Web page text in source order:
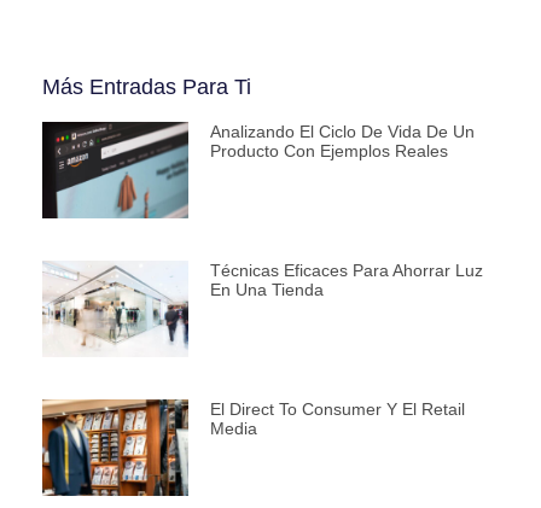
Más Entradas Para Ti
Analizando El Ciclo De Vida De Un
Producto Con Ejemplos Reales
Técnicas Eficaces Para Ahorrar Luz
En Una Tienda
El Direct To Consumer Y El Retail
Media